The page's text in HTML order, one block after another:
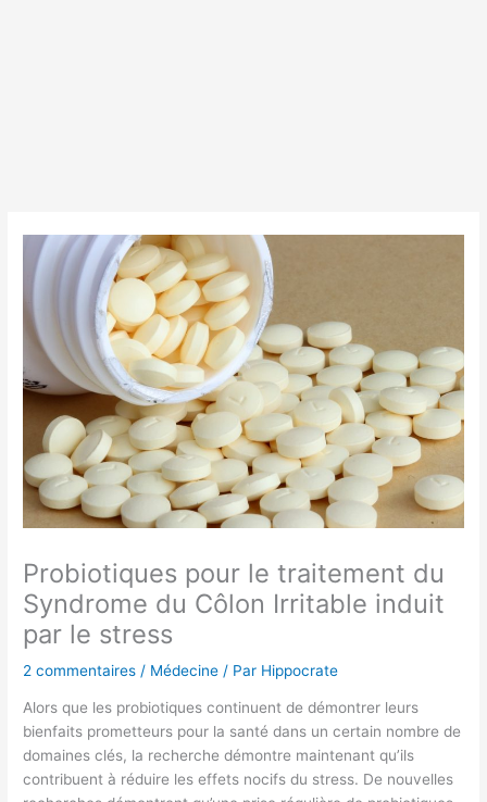
Probiotiques pour le traitement du
Syndrome du Côlon Irritable induit
par le stress
2 commentaires / Médecine / Par Hippocrate
Alors que les probiotiques continuent de démontrer leurs
bienfaits prometteurs pour la santé dans un certain nombre de
domaines clés, la recherche démontre maintenant qu’ils
contribuent à réduire les effets nocifs du stress. De nouvelles